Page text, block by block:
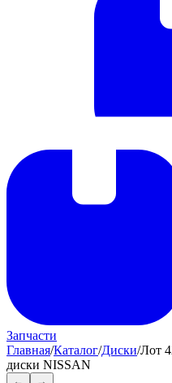
Запчасти
Главная/Каталог/Диски/Лот
диски NISSAN